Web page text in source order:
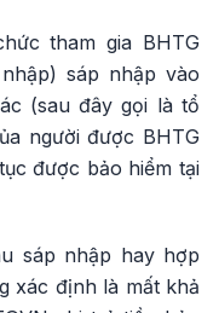
tham gia BHTG
sáp nhập vào
(sau đây gọi là tổ
người được BHTG
được bảo hiểm tại
sáp nhập hay hợp
xác định là mất khả